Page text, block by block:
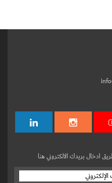
سيتم توسيع خدمة
ادخال بريدك الالكتروني هنا